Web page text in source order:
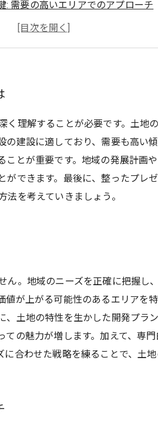
: 需要の高いエリアでのアプローチ
評価を活用する: 信頼を築くための
何か: 魅力的なプレゼンテーション
価値を最大限に引き出すためのポ
理解することが必要です。土地
建設に適しており、需要も高い
とが重要です。地域の発展計画
できます。最後に、整ったプレ
を考えていきましょう。
。地域のニーズを正確に把握し
が上がる可能性のあるエリアを
土地の特性を生かした開発プラ
の魅力が増します。加えて、専
合わせた戦略を練ることで、土地